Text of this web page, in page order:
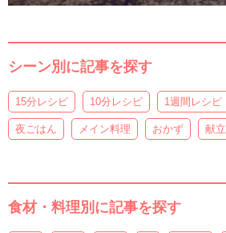
シーン別に記事を探す
15分レシピ 10分レシピ 1週間レシピ
夜ごはん メイン料理 おかず 献立
食材・料理別に記事を探す